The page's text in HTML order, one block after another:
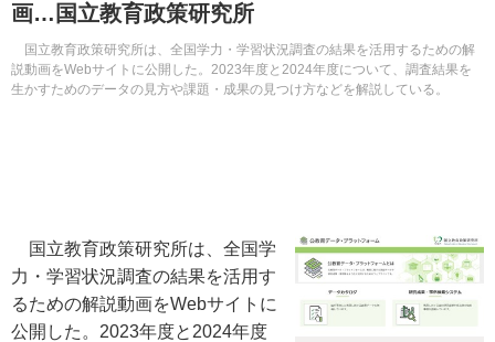
画…国立教育政策研究所
国立教育政策研究所は、全国学力・学習状況調査の結果を活用するための解
説動画をWebサイトに公開した。2023年度と2024年度について、調査結果を
生かすためのデータの見方や課題・成果の見つけ方などを解説している。
国立教育政策研究所は、全国学
力・学習状況調査の結果を活用す
るための解説動画をWebサイトに
公開した。2023年度と2024年度